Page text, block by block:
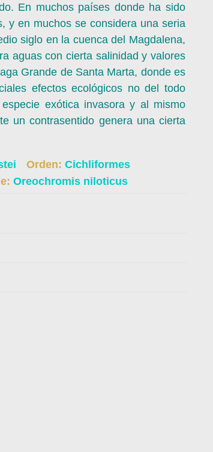
En muchos países donde ha sido
y en muchos se considera una seria
siglo en la cuenca del Magdalena,
aguas con cierta salinidad y valores
Grande de Santa Marta, donde es
efectos ecológicos no del todo
exótica invasora y al mismo
un contrasentido genera una cierta
Orden:Cichliformes
Oreochromis niloticus